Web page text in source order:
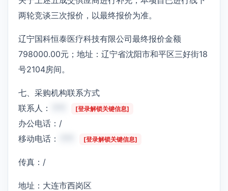
两轮竞谈三次报价，以最终报价为准。
辽宁国科恒泰医疗科技有限公司最终报价金额
798000.00元；地址：辽宁省沈阳市和平区三好街18
号2104房间。
七、采购机构联系方式
联系人：
[登录解锁关键信息]
办公电话：/
移动电话：
[登录解锁关键信息]
传真：/
地址：大连市西岗区